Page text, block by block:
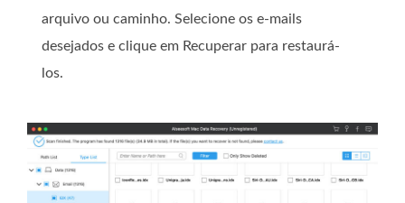
arquivo ou caminho. Selecione os e-mails
desejados e clique em Recuperar para restaurá-
los.